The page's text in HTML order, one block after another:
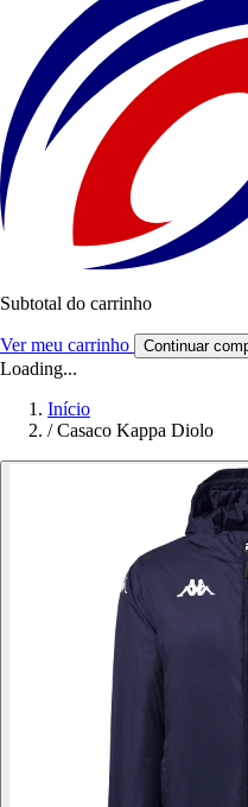
Subtotal do carrinho
Ver meu carrinho Continuar
Loading...
Início
/ Casaco Kappa Diolo